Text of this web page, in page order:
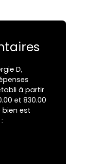
D,
à partir
et 830.00
bien est